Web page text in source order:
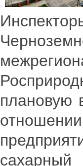
плановую